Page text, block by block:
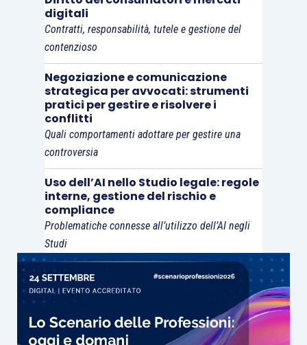
digitali
Contratti, responsabilità, tutele e gestione del
contenzioso
Negoziazione e comunicazione
strategica per avvocati: strumenti
pratici per gestire e risolvere i
conflitti
Quali comportamenti adottare per gestire una
controversia
Uso dell’AI nello Studio legale: regole
interne, gestione del rischio e
compliance
Problematiche connesse all’utilizzo dell’AI negli
Studi